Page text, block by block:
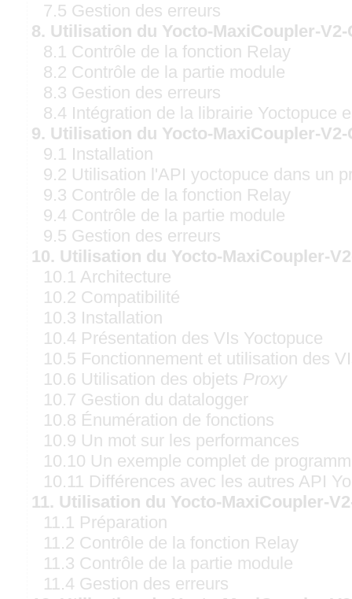
7.5 Gestion des erreurs
8. Utilisation du Yocto-MaxiCoupler-V2-
8.1 Contrôle de la fonction Relay
8.2 Contrôle de la partie module
8.3 Gestion des erreurs
8.4 Intégration de la librairie Yoctopuce
9. Utilisation du Yocto-MaxiCoupler-V2-
9.1 Installation
9.2 Utilisation l'API yoctopuce dans un
9.3 Contrôle de la fonction Relay
9.4 Contrôle de la partie module
9.5 Gestion des erreurs
10. Utilisation du Yocto-MaxiCoupler-
10.1 Architecture
10.2 Compatibilité
10.3 Installation
10.4 Présentation des VIs Yoctopuce
10.5 Fonctionnement et utilisation des
10.6 Utilisation des objets Proxy
10.7 Gestion du datalogger
10.8 Énumération de fonctions
10.9 Un mot sur les performances
10.10 Un exemple complet de
10.11 Différences avec les autres API
11. Utilisation du Yocto-MaxiCoupler-
11.1 Préparation
11.2 Contrôle de la fonction Relay
11.3 Contrôle de la partie module
11.4 Gestion des erreurs